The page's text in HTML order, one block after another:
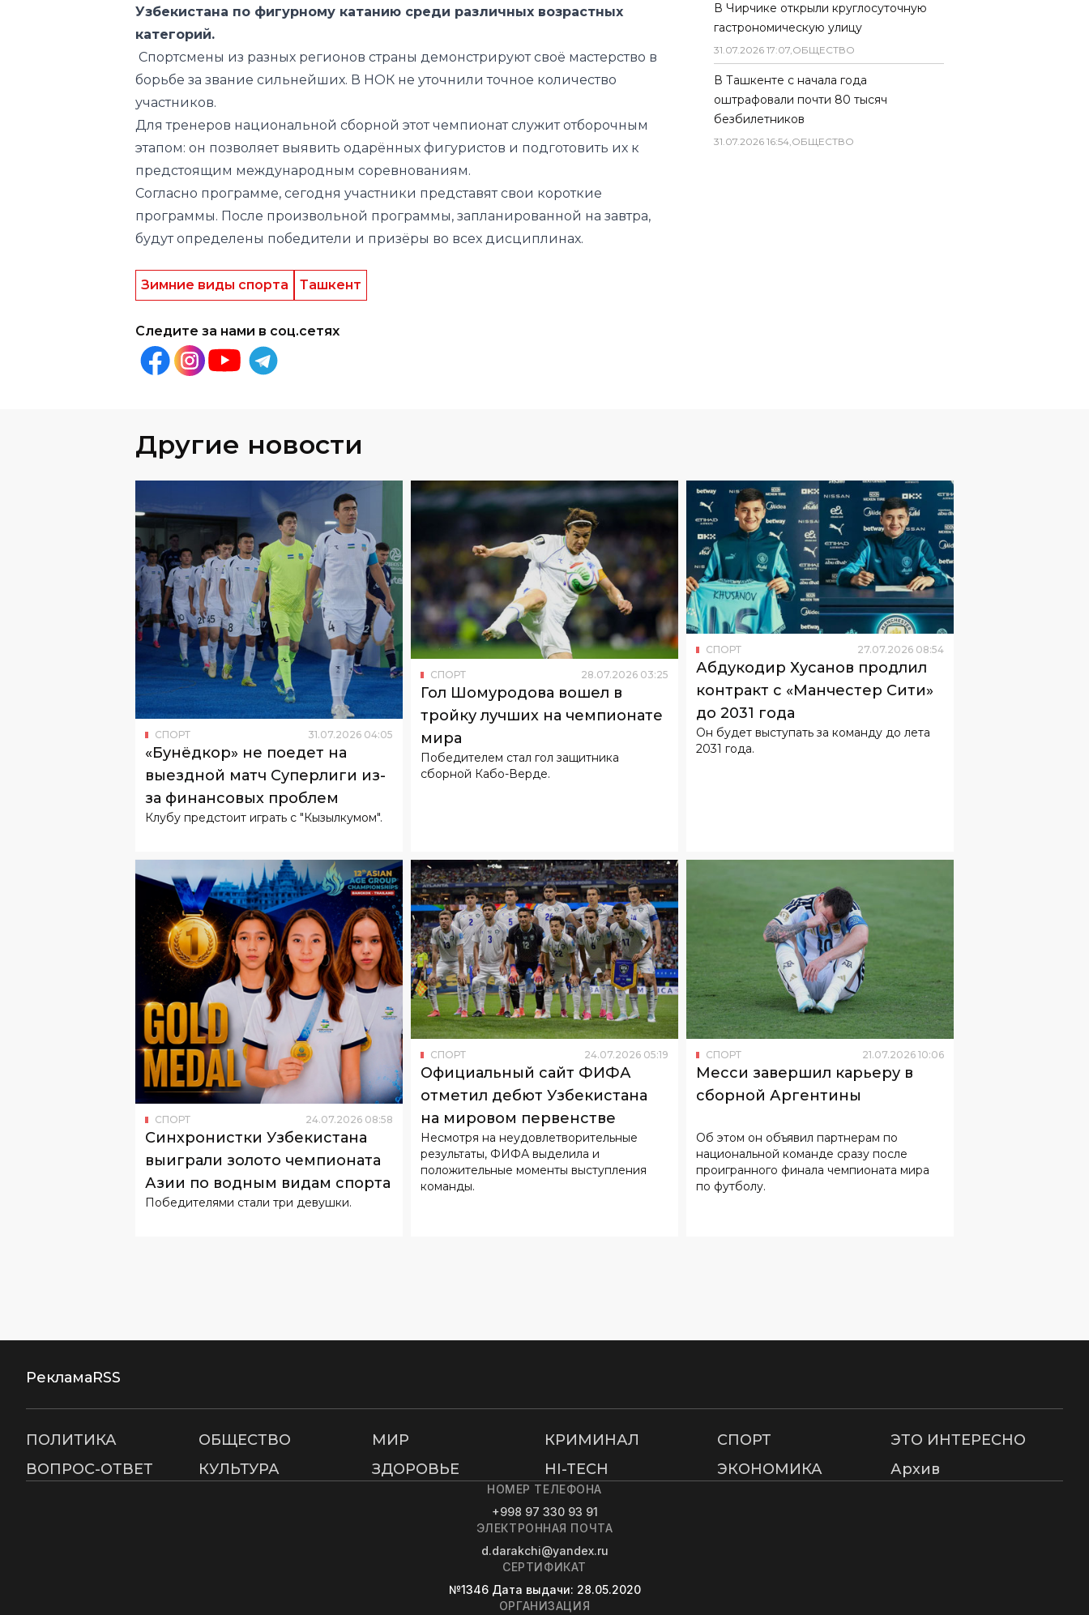
борьбе за звание сильнейших. В НОК не уточнили точное количество
участников.
Для тренеров национальной сборной этот чемпионат служит отборочным
этапом: он позволяет выявить одарённых фигуристов и подготовить их к
предстоящим международным соревнованиям.
Согласно программе, сегодня участники представят свои короткие
программы. После произвольной программы, запланированной на завтра,
будут определены победители и призёры во всех дисциплинах.
Зимние виды спорта Ташкент
В Чирчике открыли круглосуточную
гастрономическую улицу
31.07.2026 17:07,ОБЩЕСТВО
В Ташкенте с начала года
оштрафовали почти 80 тысяч
безбилетников
31.07.2026 16:54,ОБЩЕСТВО
Другие новости
СПОРТ 07 2026 04:05
«Бунёдкор» не поедет на
выездной матч Суперлиги из-
за финансовых проблем
Клубу предстоит играть с "Кызылкумом".
СПОРТ 28 .07.2026 03:25
Гол Шомуродова вошел в
тройку лучших на чемпионате
мира
Победителем стал гол защитника
сборной Кабо-Верде.
СПОРТ 27.07.2026 08:54
Абдукодир Хусанов продлил
контракт с «Манчестер Сити»
до 2031 года
Он будет выступать за команду до лета
СПОРТ 24 2026 08
Синхронистки Узбекистана
выиграли золото чемпионата
Азии по водным видам спорта
Победителями стали три девушки.
СПОРТ 24.07.2026 05:19
Официальный сайт ФИФА
отметил дебют Узбекистана
на мировом первенстве
Несмотря на неудовлетворительные
результаты, ФИФА выделила и
положительные моменты выступления
команды.
СПОРТ 21 07. 2026 10:06
Месси завершил карьеру в
сборной Аргентины
Об этом он объявил партнерам по
национальной команде сразу после
проигранного финала чемпионата мира
РекламаRSS
ПОЛИТИКА ОБЩЕСТВО МИР КРИМИНАЛ СПОРТ
ЭТО ИНТЕРЕСНО
ВОПРОС-ОТВЕТ
КУЛЬТУРА ЗДОРОВЬЕ HI-TECH ЭКОНОМИКА Архив
НОМЕР ТЕЛЕФОНА
+998 97 330 93 91
ЭЛЕКТРОННАЯ ПОЧТА
d.darakchi@yandex.ru
СЕРТИФИКАТ
№1346 Дата выдачи: 28.05.2020
ОРГАНИЗАЦИЯ